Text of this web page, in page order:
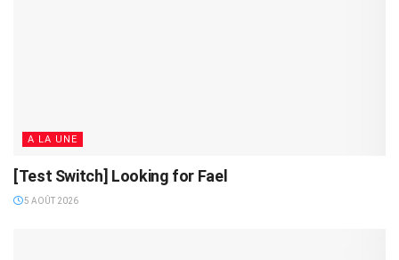
A LA UNE
[Test Switch] Looking for Fael
5 AOÛT 2026